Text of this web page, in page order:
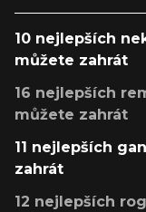
10 nejlepších
můžete zahrát
16 nejlepších
můžete zahrát
11 nejlepších
zahrát
12 nejlepších